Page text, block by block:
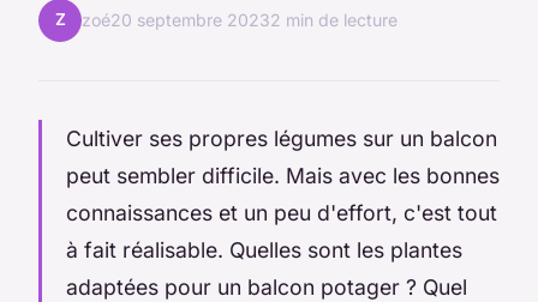
Z zoé20 septembre 20232 min de lecture
Cultiver ses propres légumes sur un balcon
peut sembler difficile. Mais avec les bonnes
connaissances et un peu d'effort, c'est tout
à fait réalisable. Quelles sont les plantes
adaptées pour un balcon potager ? Quel